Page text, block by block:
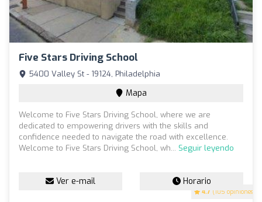
Five Stars Driving School
4.7 (105 opiniones)
5400 Valley St - 19124, Philadelphia
Mapa
Welcome to Five Stars Driving School, where we are
dedicated to empowering drivers with the skills and
confidence needed to navigate the road with excellence.
Welcome to Five Stars Driving School, wh... Seguir leyendo
Ver e-mail Horario